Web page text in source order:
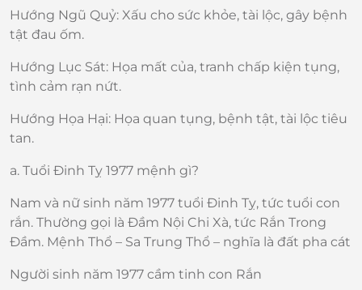
Hướng Ngũ Quỷ: Xấu cho sức khỏe, tài lộc, gây bệnh
tật đau ốm.
Hướng Lục Sát: Họa mất của, tranh chấp kiện tụng,
tình cảm rạn nứt.
Hướng Họa Hại: Họa quan tụng, bệnh tật, tài lộc tiêu
tan.
a. Tuổi Đinh Tỵ 1977 mệnh gì?
Nam và nữ sinh năm 1977 tuổi Đinh Tỵ, tức tuổi con
rắn. Thường gọi là Đầm Nội Chi Xà, tức Rắn Trong
Đầm. Mệnh Thổ – Sa Trung Thổ – nghĩa là đất pha cát
Người sinh năm 1977 cầm tinh con Rắn